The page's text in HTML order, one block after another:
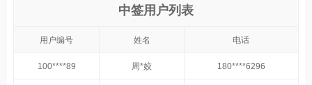
中签用户列表
用户编号 姓名 电话
100****89 周*姣 180****6296